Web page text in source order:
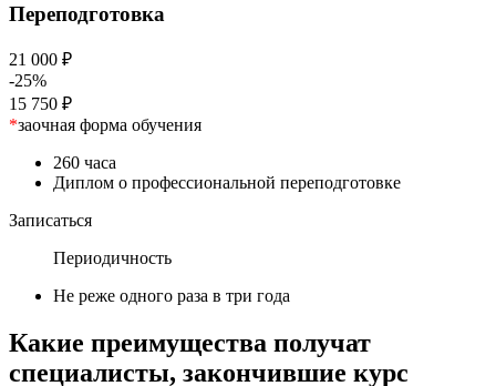
Переподготовка
21 000 ₽
-25%
15 750 ₽
*заочная форма обучения
260 часа
Диплом о профессиональной переподготовке
Записаться
Периодичность
Не реже одного раза в три года
Какие преимущества получат
специалисты, закончившие курс